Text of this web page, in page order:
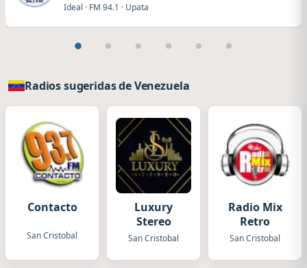
Ideal · FM 94.1 · Upata
Radios sugeridas de Venezuela
Contacto
San Cristobal
Luxury
Stereo
San Cristobal
Radio Mix
Retro
San Cristobal